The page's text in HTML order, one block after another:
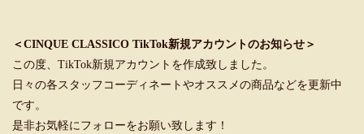
＜CINQUE CLASSICO TikTok新規アカウントのお知らせ＞
この度、TikTok新規アカウントを作成致しました。
日々の各スタッフコーディネートやオススメの商品などを更新中
です。
是非お気軽にフォローをお願い致します！